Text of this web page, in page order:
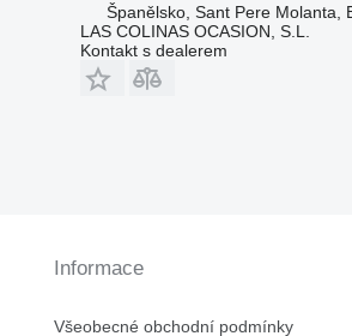
Španělsko, Sant Pere Molanta,
LAS COLINAS OCASION, S.L.
Kontakt s dealerem
Informace
Všeobecné obchodní podmínky